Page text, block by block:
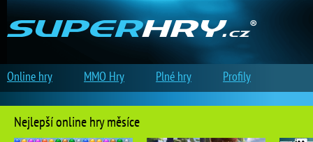
Nejlepší online hry měsíce
Online hry MMO Hry Plné hry Profily